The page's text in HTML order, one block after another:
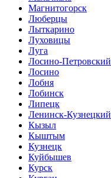
Магнитогорск
Люберцы
Лыткарино
Луховицы
Луга
Лосино-Петровский
Лосино
Лобня
Лобинск
Липецк
Ленинск-Кузнецкий
Кызыл
Кыштым
Кузнецк
Куйбышев
Курск